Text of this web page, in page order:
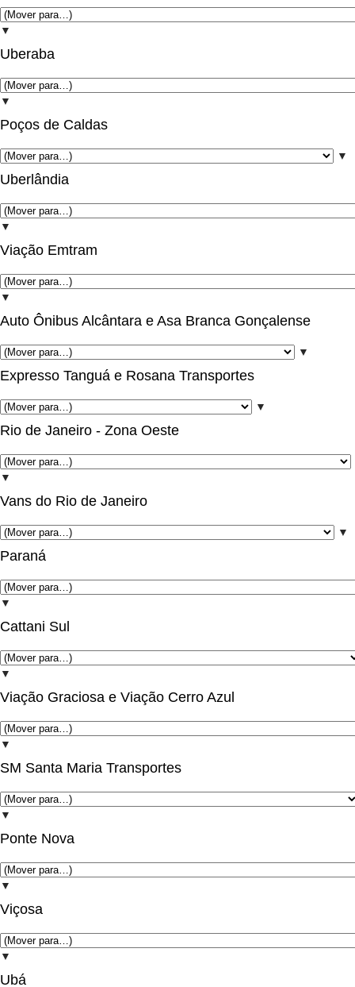
▼
Uberaba
▼
Poços de Caldas
▼
Uberlândia
▼
Viação Emtram
▼
Auto Ônibus Alcântara e Asa Branca Gonçalense
▼
Expresso Tanguá e Rosana Transportes
▼
Rio de Janeiro - Zona Oeste
▼
Vans do Rio de Janeiro
▼
Paraná
▼
Cattani Sul
▼
Viação Graciosa e Viação Cerro Azul
▼
SM Santa Maria Transportes
▼
Ponte Nova
▼
Viçosa
▼
Ubá